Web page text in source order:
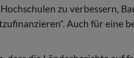
zu verbessern,
Auch für eine